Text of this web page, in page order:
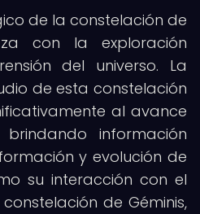
de la constelación de
con la exploración
del universo. La
de esta constelación
al avance
información
y evolución de
su interacción con el
de Géminis,